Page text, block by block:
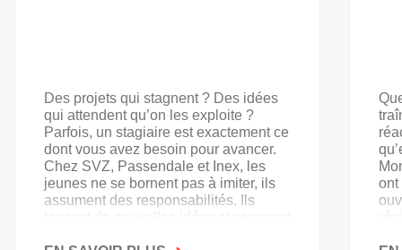
Des projets qui stagnent ? Des idées
qui attendent qu’on les exploite ?
Parfois, un stagiaire est exactement ce
dont vous avez besoin pour avancer.
Chez SVZ, Passendale et Inex, les
jeunes ne se bornent pas à imiter, ils
assument des responsabilités. Ils
lancent de nouvelles idées et prennent
ont